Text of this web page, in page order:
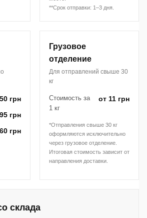
**Срок отправки: 1–3 дня.
грн
грн
грн
Грузовое
отделение
Для отправлений свыше 30
кг
Стоимость за
1 кг
от 11 грн
*Отправления свыше 30 кг
оформляются исключительно
через грузовое отделение.
Итоговая стоимость зависит от
направления доставки.
склада